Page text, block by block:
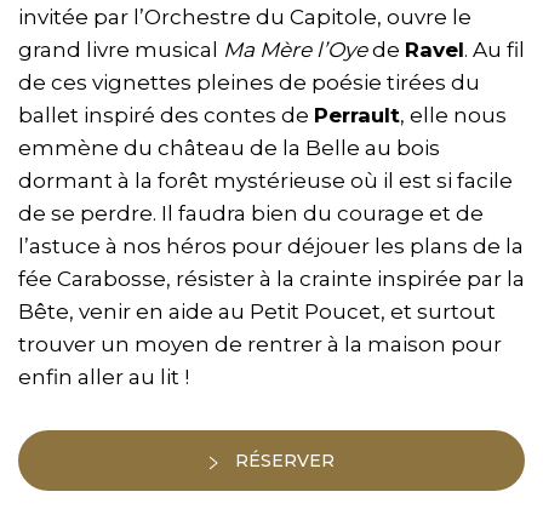
invitée par l’Orchestre du Capitole, ouvre le
grand livre musical Ma Mère l’Oyede Ravel. Au fil
de ces vignettes pleines de poésie tirées du
ballet inspiré des contes de Perrault, elle nous
emmène du château de la Belle au bois
dormant à la forêt mystérieuse où il est si facile
de se perdre. Il faudra bien du courage et de
l’astuce à nos héros pour déjouer les plans de la
fée Carabosse, résister à la crainte inspirée par la
Bête, venir en aide au Petit Poucet, et surtout
trouver un moyen de rentrer à la maison pour
enfin aller au lit !
RÉSERVER